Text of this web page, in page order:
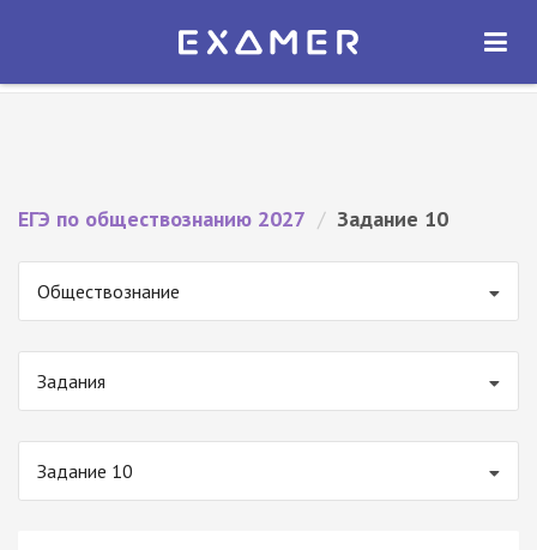
Экзамер — ЕГЭ 2027
ОТКРЫТЬ
ЕГЭ по обществознанию 2027 / Задание 10
Обществознание
Задания
Задание 10